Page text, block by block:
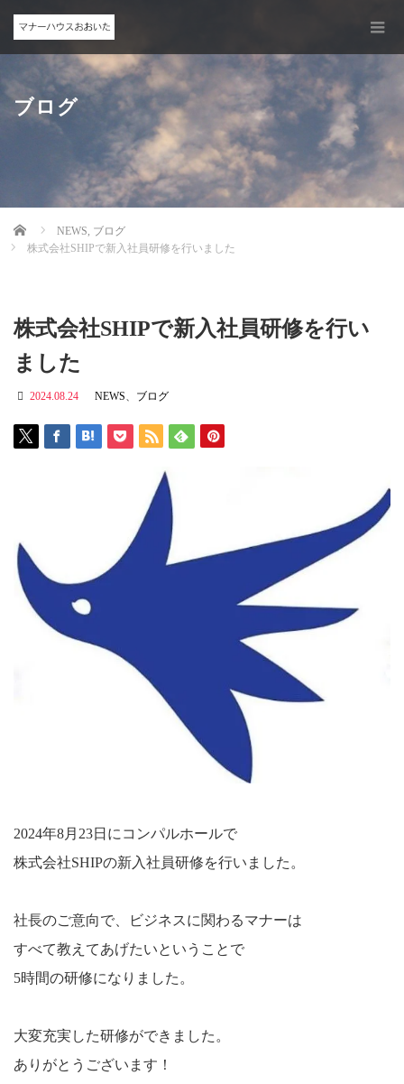
ブログ
Home NEWS, ブログ
株式会社SHIPで新入社員研修を行いました
株式会社SHIPで新入社員研修を行い
ました
2024.08.24 NEWS、 ブログ
2024年8月23日にコンパルホールで
株式会社SHIPの新入社員研修を行いました。
社長のご意向で、ビジネスに関わるマナーは
すべて教えてあげたいということで
5時間の研修になりました。
大変充実した研修ができました。
ありがとうございます！